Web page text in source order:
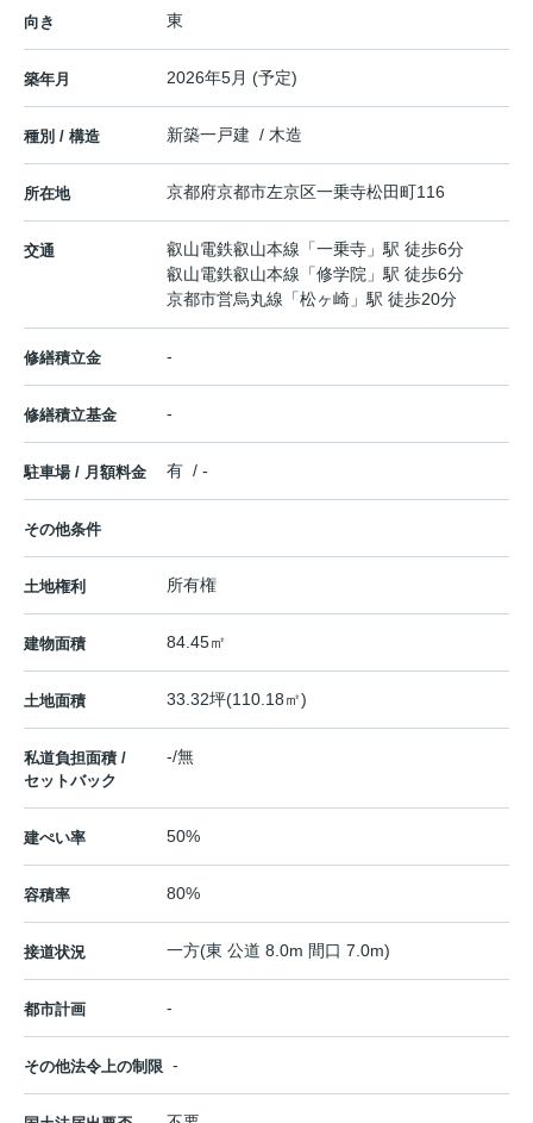
向き 東
築年月 2026年5月 (予定)
種別 / 構造 新築一戸建 / 木造
所在地 京都府京都市左京区一乗寺松田町116
交通 叡山電鉄叡山本線 「一乗寺 」駅 徒歩6分
叡山電鉄叡山本線 「修学院 」駅 徒歩6分
京都市営烏丸線 「松ヶ崎 」駅 徒歩20分
修繕積立金 -
修繕積立基金 -
駐車場 / 月額料金 有 / -
その他条件
土地権利 所有権
建物面積 84.45㎡
土地面積 33.32坪(110.18㎡)
私道負担面積 /
セットバック
-/無
建ぺい率 50%
容積率 80%
接道状況 一方(東 公道 8.0m 間口 7.0m)
都市計画 -
その他法令上の制限 -